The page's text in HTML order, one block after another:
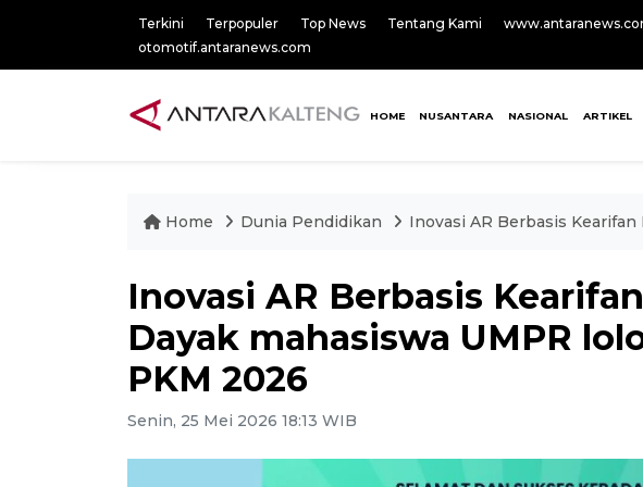
Terkini Terpopuler Top News Tentang Kami
otomotif.antaranews.com
HOME NUSANTARA NASIONAL ARTIKEL
Home Dunia Pendidikan Inovasi AR Berbasis
Inovasi AR Berbasis
Dayak mahasiswa UMPR
PKM 2026
Senin, 25 Mei 2026 18:13 WIB